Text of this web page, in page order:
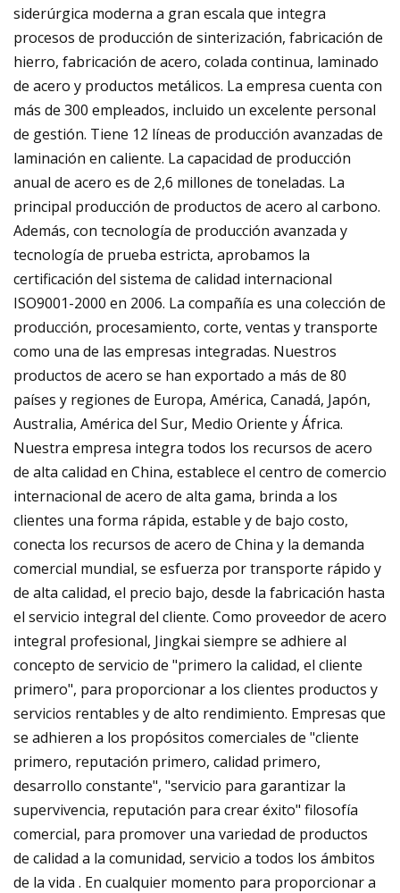
siderúrgica moderna a gran escala que integra
procesos de producción de sinterización, fabricación de
hierro, fabricación de acero, colada continua, laminado
de acero y productos metálicos. La empresa cuenta con
más de 300 empleados, incluido un excelente personal
de gestión. Tiene 12 líneas de producción avanzadas de
laminación en caliente. La capacidad de producción
anual de acero es de 2,6 millones de toneladas. La
principal producción de productos de acero al carbono.
Además, con tecnología de producción avanzada y
tecnología de prueba estricta, aprobamos la
certificación del sistema de calidad internacional
ISO9001-2000 en 2006. La compañía es una colección de
producción, procesamiento, corte, ventas y transporte
como una de las empresas integradas. Nuestros
productos de acero se han exportado a más de 80
países y regiones de Europa, América, Canadá, Japón,
Australia, América del Sur, Medio Oriente y África.
Nuestra empresa integra todos los recursos de acero
de alta calidad en China, establece el centro de comercio
internacional de acero de alta gama, brinda a los
clientes una forma rápida, estable y de bajo costo,
conecta los recursos de acero de China y la demanda
comercial mundial, se esfuerza por transporte rápido y
de alta calidad, el precio bajo, desde la fabricación hasta
el servicio integral del cliente. Como proveedor de acero
integral profesional, Jingkai siempre se adhiere al
concepto de servicio de "primero la calidad, el cliente
primero", para proporcionar a los clientes productos y
servicios rentables y de alto rendimiento. Empresas que
se adhieren a los propósitos comerciales de "cliente
primero, reputación primero, calidad primero,
desarrollo constante", "servicio para garantizar la
supervivencia, reputación para crear éxito" filosofía
comercial, para promover una variedad de productos
de calidad a la comunidad, servicio a todos los ámbitos
de la vida . En cualquier momento para proporcionar a